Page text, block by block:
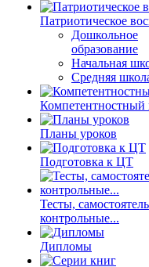
Патриотическое
Дошкольное
образование
Начальная
Средняя
Компетентностный
Планы уроков
Подготовка к ЦТ
Тесты,
контрольные...
Дипломы